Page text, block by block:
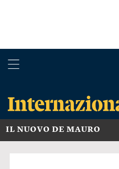
IL NUOVO DE MAURO